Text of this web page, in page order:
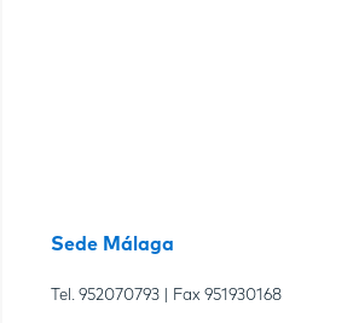
Sede Málaga
Tel. 952070793 | Fax 951930168